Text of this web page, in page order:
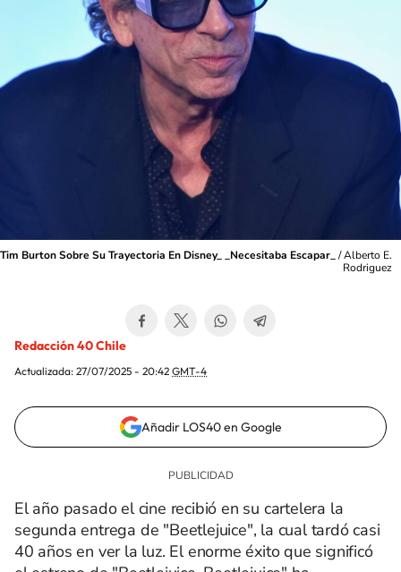
Tim Burton Sobre Su Trayectoria En Disney_ _Necesitaba Escapar_ /Alberto E.
Rodriguez
Redacción 40 Chile
Actualizada: 27/07/2025 - 20:42 GMT-4
Añadir LOS40 en Google
El año pasado el cine recibió en su cartelera la
segunda entrega de "Beetlejuice", la cual tardó casi
40 años en ver la luz. El enorme éxito que significó